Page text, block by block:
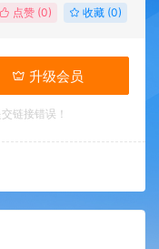
点赞 (0) 收藏 (0)
升级会员
链接错误！